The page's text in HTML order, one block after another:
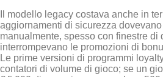
Il modello legacy costava anche in
aggiornamenti di sicurezza
manualmente, spesso con finestre di
interrompevano le promozioni di
Le prime versioni di programmi
contatori di volume di gioco; se un